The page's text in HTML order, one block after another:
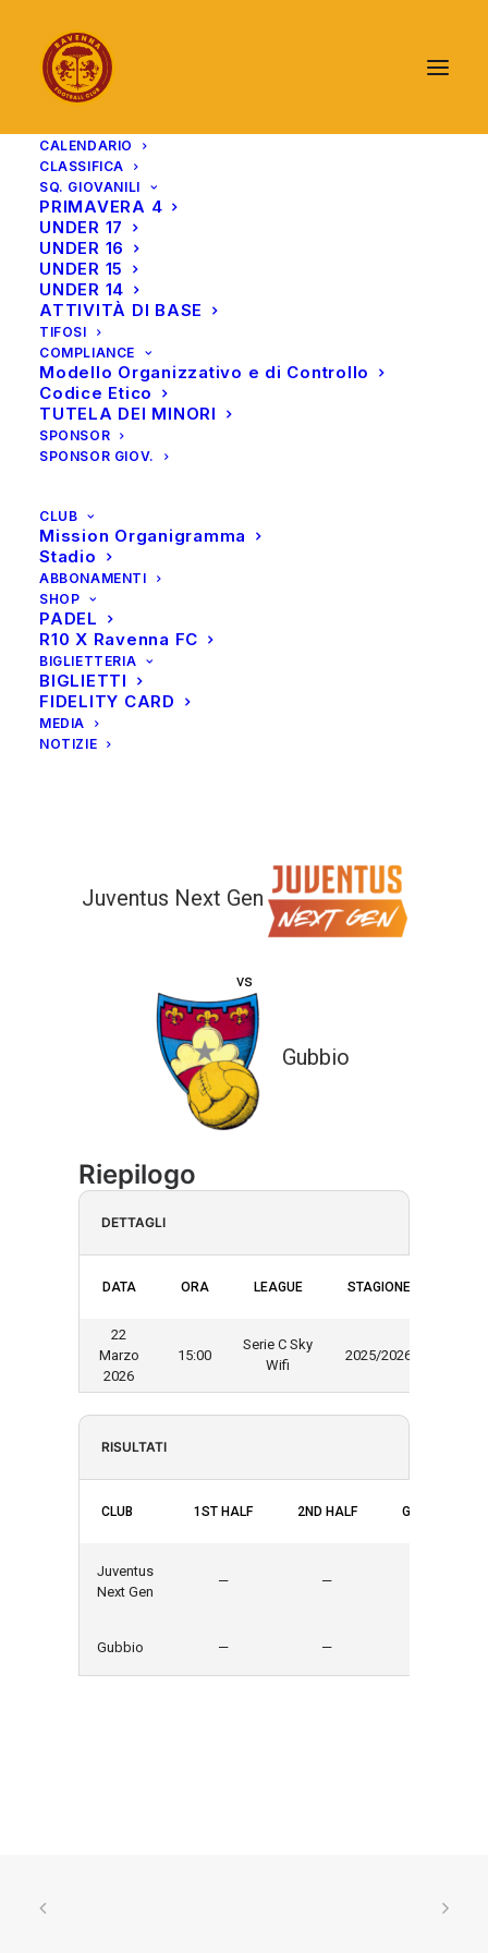
CALENDARIO
CLASSIFICA
SQ. GIOVANILI
PRIMAVERA 4
UNDER 17
UNDER 16
UNDER 15
UNDER 14
ATTIVITÀ DI BASE
TIFOSI
COMPLIANCE
Modello Organizzativo e di Controllo
Codice Etico
TUTELA DEI MINORI
SPONSOR
SPONSOR GIOV.
CLUB
Mission Organigramma
Stadio
ABBONAMENTI
SHOP
PADEL
R10 X Ravenna FC
BIGLIETTERIA
BIGLIETTI
FIDELITY CARD
MEDIA
NOTIZIE
Juventus Next Gen
vs
Gubbio
Riepilogo
DETTAGLI
DATA ORA LEAGUE STAGIONE
22
Marzo
2026
15:00
Serie C Sky
Wifi
2025/2026
RISULTATI
CLUB 1ST HALF 2ND HALF GOALS
Juventus
Next Gen
— —
Gubbio — —